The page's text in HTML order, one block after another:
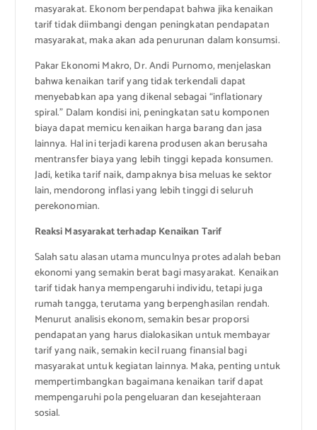
masyarakat. Ekonom berpendapat bahwa jika kenaikan
tarif tidak diimbangi dengan peningkatan pendapatan
masyarakat, maka akan ada penurunan dalam konsumsi.
Pakar Ekonomi Makro, Dr. Andi Purnomo, menjelaskan
bahwa kenaikan tarif yang tidak terkendali dapat
menyebabkan apa yang dikenal sebagai “inflationary
spiral.” Dalam kondisi ini, peningkatan satu komponen
biaya dapat memicu kenaikan harga barang dan jasa
lainnya. Hal ini terjadi karena produsen akan berusaha
mentransfer biaya yang lebih tinggi kepada konsumen.
Jadi, ketika tarif naik, dampaknya bisa meluas ke sektor
lain, mendorong inflasi yang lebih tinggi di seluruh
perekonomian.
Reaksi Masyarakat terhadap Kenaikan Tarif
Salah satu alasan utama munculnya protes adalah beban
ekonomi yang semakin berat bagi masyarakat. Kenaikan
tarif tidak hanya mempengaruhi individu, tetapi juga
rumah tangga, terutama yang berpenghasilan rendah.
Menurut analisis ekonom, semakin besar proporsi
pendapatan yang harus dialokasikan untuk membayar
tarif yang naik, semakin kecil ruang finansial bagi
masyarakat untuk kegiatan lainnya. Maka, penting untuk
mempertimbangkan bagaimana kenaikan tarif dapat
mempengaruhi pola pengeluaran dan kesejahteraan
sosial.